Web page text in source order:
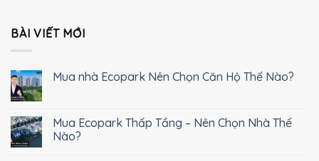
BÀI VIẾT MỚI
Mua nhà Ecopark Nên Chọn Căn Hộ Thế Nào?
Mua Ecopark Thấp Tầng – Nên Chọn Nhà Thế
Nào?